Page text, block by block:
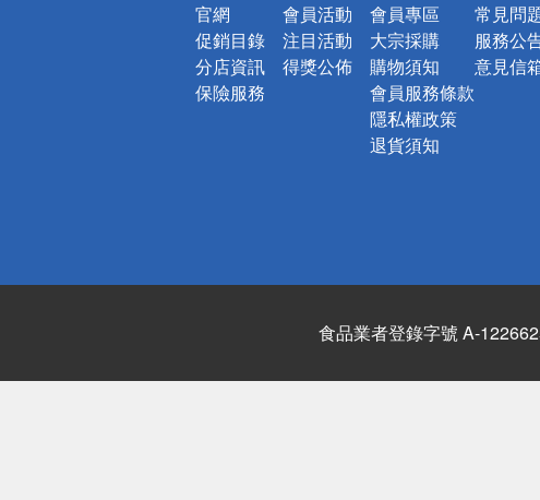
官網
促銷目錄
分店資訊
保險服務
會員活動
注目活動
得獎公佈
會員專區
大宗採購
購物須知
會員服務條款
隱私權政策
退貨須知
常見問
服務公
意見信
食品業者登錄字號 A-